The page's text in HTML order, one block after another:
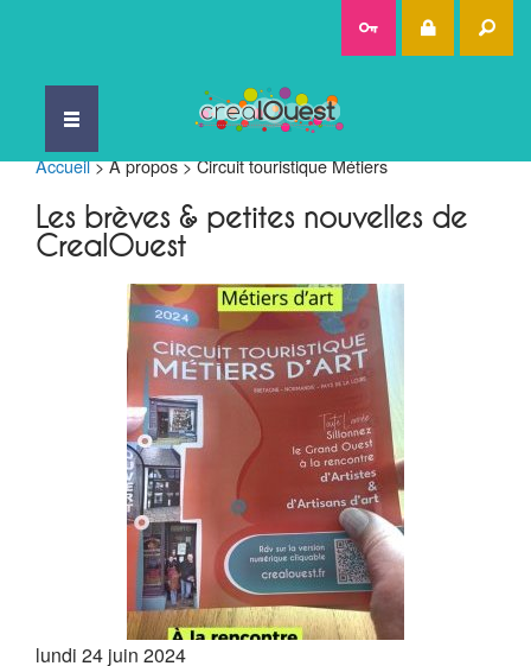
Accueil>A propos>Circuit touristique Métiers
Les brèves & petites nouvelles de
CrealOuest
lundi 24 juin 2024